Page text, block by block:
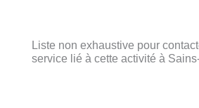
Liste non exhaustive pour
service lié à cette activité à